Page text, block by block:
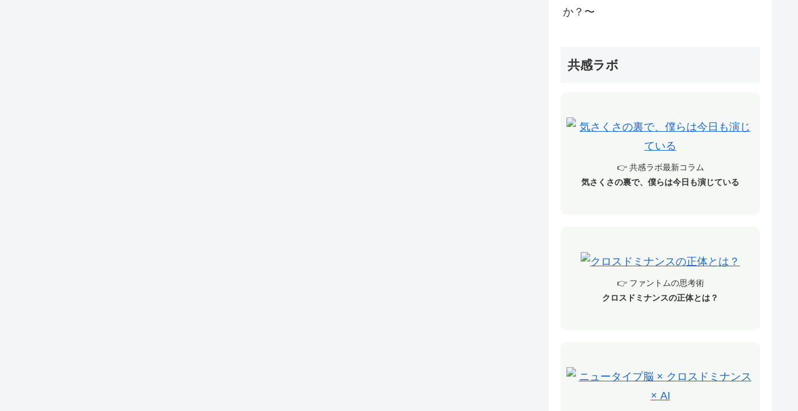
か？〜
共感ラボ
👉 共感ラボ最新コラム
気さくさの裏で、僕らは今日も演じている
👉 ファントムの思考術
クロスドミナンスの正体とは？